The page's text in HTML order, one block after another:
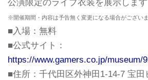
公演限定のライブ衣装を展示します
※開催期間・内容は予告無く変更になる場合がございま
■入場：無料
■公式サイト：
https://www.gamers.co.jp/museum/
■住所：千代田区外神田1-14-7 宝田